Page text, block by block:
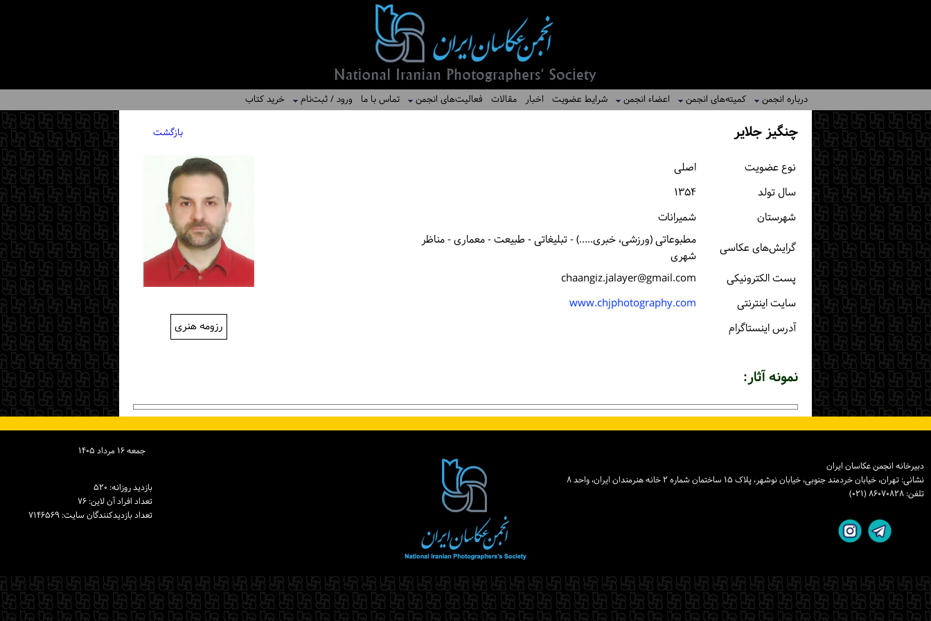
درباره انجمن کمیته‌های انجمن اعضاء انجمن شرایط عضویت اخبار مقالات فعالیت‌های انجمن تماس با ما ورود / ثبت‌نام خرید کتاب
چنگیز جلایر بازگشت
رزومه هنری
نوع عضویت
اصلی
سال تولد
۱۳۵۴
شهرستان
شمیرانات
گرایش‌های عکاسی
مطبوعاتی (ورزشی، خبری.....) - تبلیغاتی - طبیعت - معماری - مناظر
شهری
پست الكترونیكی
chaangiz.jalayer@gmail.com
سایت اینترنتی
www.chjphotography.com
آدرس اینستاگرام
نمونه آثار:
جمعه ۱۶ مرداد ۱۴۰۵
بازدید روزانه: ۵۲۰
تعداد افراد آن لاین: ۷۶
تعداد بازدیدكنندگان سایت: ۷۱۴۶۵۶۹
دبیرخانه انجمن عکاسان ایران
نشانی: تهران، خیابان خردمند جنوبی، خیابان نوشهر، پلاک ۱۵ ساختمان شماره ۲ خانه هنرمندان ایران، واحد ۸
تلفن: ۸۶۰۷۰۸۲۸ (۰۲۱)